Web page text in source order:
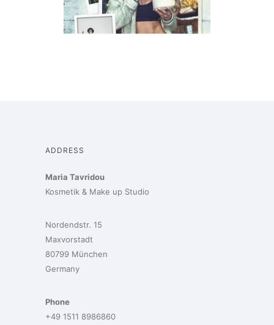
VIP´S
ADDRESS
Maria Tavridou
Kosmetik & Make up Studio
Nordendstr. 15
Maxvorstadt
80799 München
Germany
Phone
+49 1511 8986860